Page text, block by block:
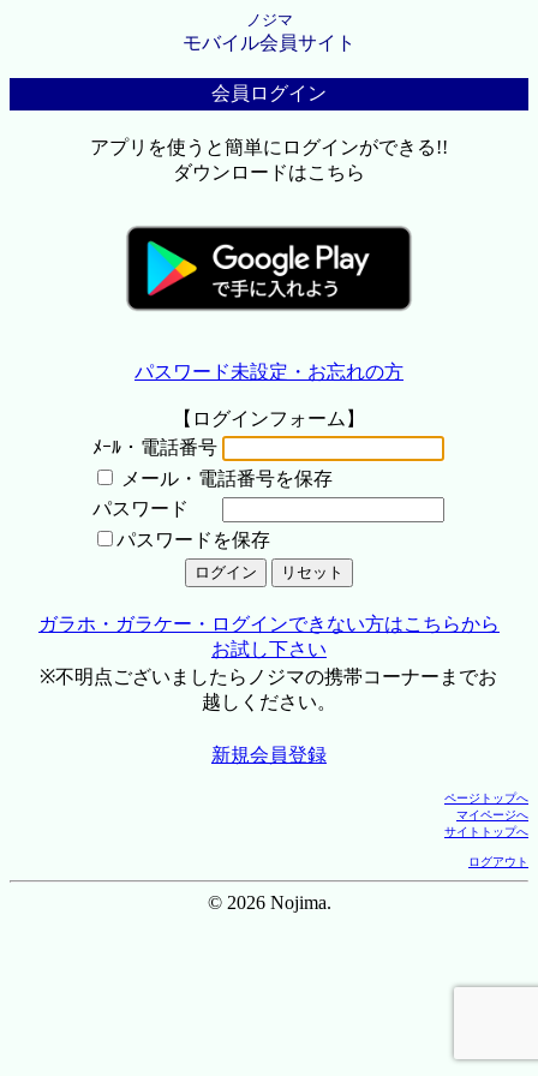
ノジマ
モバイル会員サイト
会員ログイン
アプリを使うと簡単にログインができる!!
ダウンロードはこちら
パスワード未設定・お忘れの方
【ログインフォーム】
ﾒｰﾙ・電話番号
メール・電話番号を保存
パスワード
パスワードを保存
ガラホ・ガラケー・ログインできない方はこちらから
お試し下さい
※不明点ございましたらノジマの携帯コーナーまでお
越しください。
新規会員登録
ページトップへ
マイページへ
サイトトップへ
ログアウト
© 2026 Nojima.